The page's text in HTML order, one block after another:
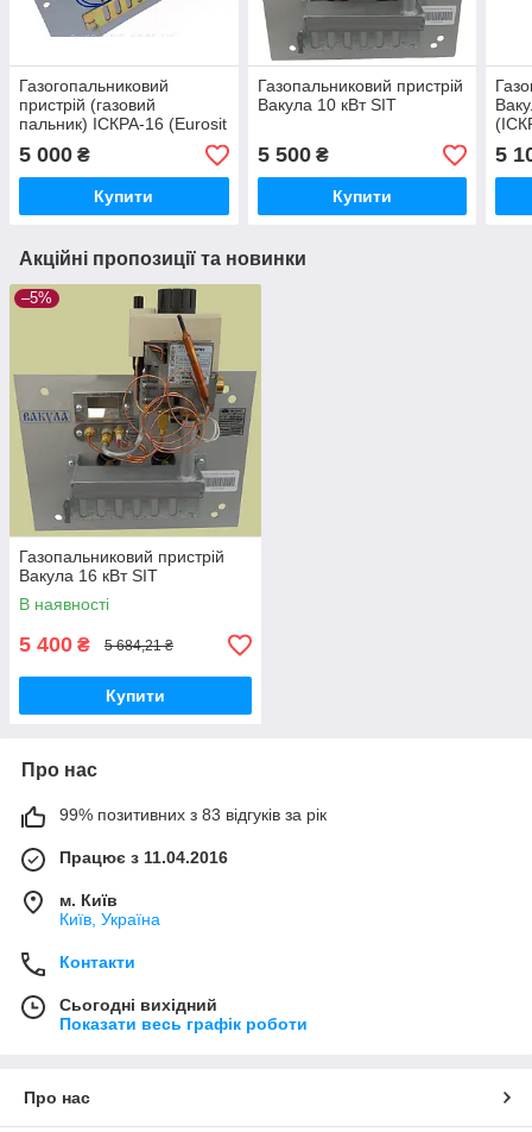
Газогопальниковий
пристрій (газовий
пальник) ІСКРА-16 (Eurosit
630)
5 000 ₴
Купити
Газопальниковий пристрій
Вакула 10 кВт SIT
5 500₴
Купити
5
Акційні пропозиції та новинки
–5%
Газопальниковий пристрій
Вакула 16 кВт SIT
В наявності
5 400 ₴ 5 684,21 ₴
Купити
Про нас
99% позитивних з 83 відгуків за рік
Працює з 11.04.2016
м. Київ
Київ, Україна
Контакти
Сьогодні вихідний
Показати весь графік роботи
Про нас